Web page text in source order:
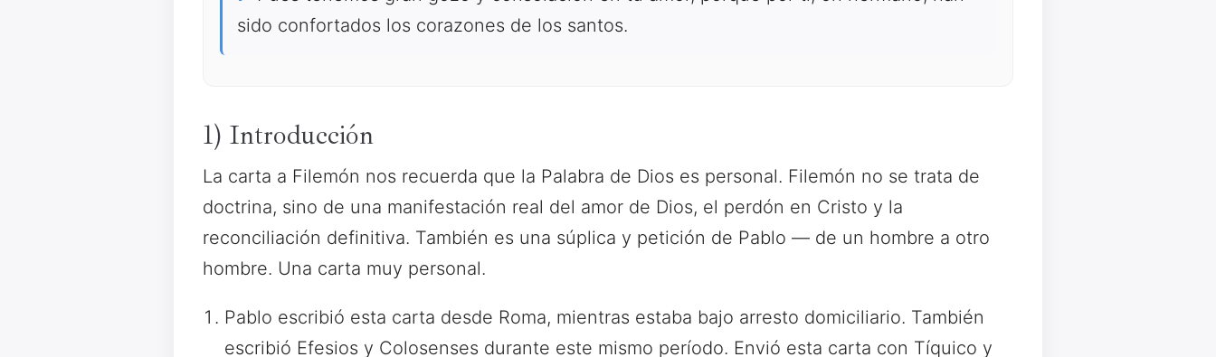
sido confortados los corazones de los santos.
1) Introducción
La carta a Filemón nos recuerda que la Palabra de Dios es personal. Filemón no se trata de
doctrina, sino de una manifestación real del amor de Dios, el perdón en Cristo y la
reconciliación definitiva. También es una súplica y petición de Pablo — de un hombre a otro
hombre. Una carta muy personal.
Pablo escribió esta carta desde Roma, mientras estaba bajo arresto domiciliario. También
escribió Efesios y Colosenses durante este mismo período. Envió esta carta con Tíquico y